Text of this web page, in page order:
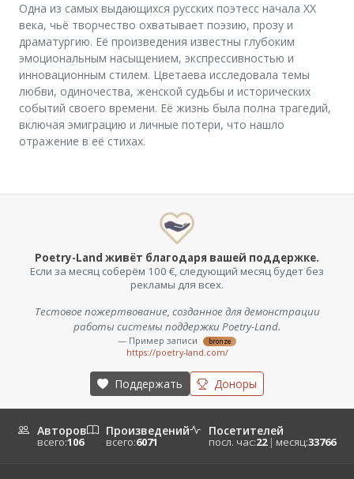
Одна из самых выдающихся русских поэтесс начала XX
века, чьё творчество охватывает поэзию, прозу и
драматургию. Её произведения известны глубоким
эмоциональным насыщением, экспрессивностью и
инновационным стилем. Цветаева исследовала темы
любви, одиночества, женской судьбы и исторических
событий своего времени. Её жизнь была полна трагедий,
включая эмиграцию и личные потери, что нашло
отражение в её стихах.
Poetry-Land живёт благодаря вашей поддержке.
Если за месяц соберём 100 €, следующий месяц будет без
рекламы для всех.
Тестовое пожертвование, созданное для демонстрации
работы системы поддержки Poetry-Land.
— Пример записи bronze
https://poetry-land.com/
Поддержать Доноры
Авторов
всего:106
Произведений
всего:6071
Посетителей
посл. час:22 | месяц:33766